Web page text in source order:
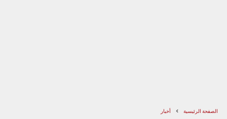
الصفحة الرئيسية أخبار